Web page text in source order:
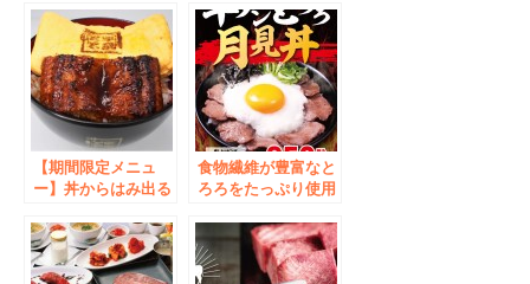
（ウシハチ）を体験
できる3大イベント
第二弾！スペシャル
プレート
「USHIHACHI一頭
盛り【8種】」を半
額でご提供
日（火）より”10周
年感謝祭”を開催！
【期間限定メニュ
ー】丼からはみ出る
ュー「うまき」が
丸々1本と、ふっく
ら肉厚の鰻がのった
食物繊維が豊富なと
ろろをたっぷり使用
オススメ！ 情熱の
すためしどんどん
期間限定メニュー